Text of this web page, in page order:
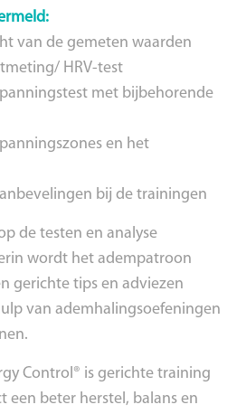
van de gemeten waarden
HRV-test
met bijbehorende
en het
bij de trainingen
de testen en analyse
wordt het adempatroon
gerichte tips en adviezen
van ademhalingsoefeningen
Control® is gerichte training
een beter herstel, balans en